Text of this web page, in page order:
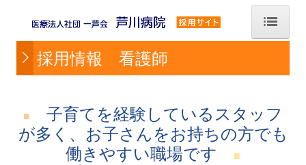
ホーム
採用情報 看護助手
採用情報 看護師（夜勤専従）
採用情報 看護師
■
子育てを経験しているスタッフ
が多く、お子さんをお持ちの方でも
働きやすい職場です
■